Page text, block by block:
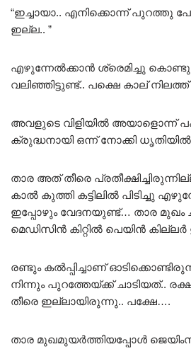
“ഇച്ചായാ.. എനിക്കൊന്ന് പുറത്തു
ഇല്ല.. ”
എഴുന്നേൽക്കാൻ ശ്രെമിച്ചു
വലിഞ്ഞിട്ടുണ്ട്‌.. പക്ഷെ കാല്
അവളുടെ വിളിയിൽ അയാളൊന്ന്
ക്രുദ്ധനായി ഒന്ന് നോക്കി
താര അത്‌ തീരെ
കാൽ കുത്തി കട്ടിലിൽ പിടിച്ചു
ഇപ്പോഴും വേദനയുണ്ട്… താര മുഖം
മെഡിസിൻ കിറ്റിൽ പെയിൻ
രണ്ടും കൽപ്പിച്ചാണ്
നിന്നും പുറത്തേയ്ക്ക് ചാടിയത്..
തീരെ ഇല്ലായിരുന്നു.. പക്ഷേ….
താര മുഖമുയർത്തിയപ്പോൾ